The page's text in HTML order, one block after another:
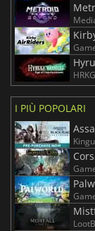
I PIÙ POPOLARI